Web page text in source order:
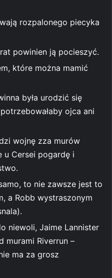
rozpalonego piecyka
powinien ją pocieszyć.
które można mamić
była urodzić się
ojca ani
wojnę zza murów
u Cersei pogardę i
to nie zawsze jest to
a Robb wystraszonym
niewoli, Jaime Lannister
murami Riverrun –
ma za grosz